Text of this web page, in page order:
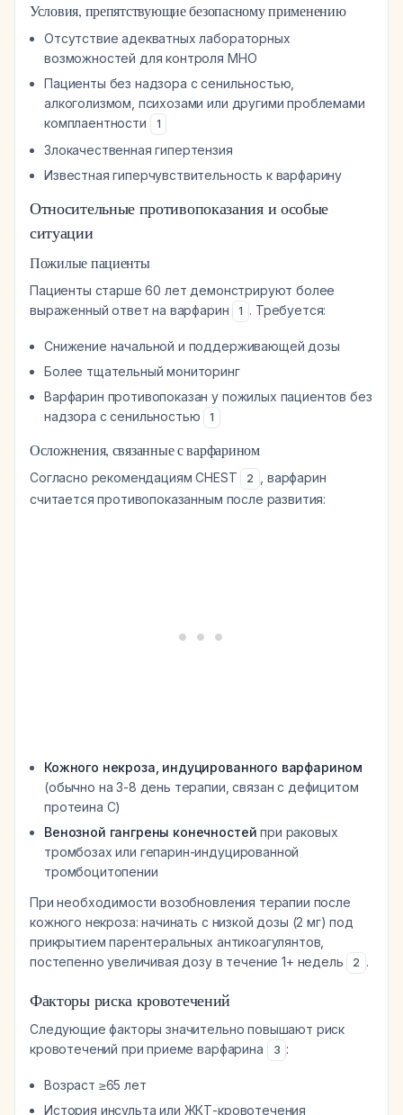
Условия, препятствующие безопасному применению
Отсутствие адекватных лабораторных
возможностей для контроля МНО
Пациенты без надзора с сенильностью,
алкоголизмом, психозами или другими проблемами
комплаентности
1
Злокачественная гипертензия
Известная гиперчувствительность к варфарину
Относительные противопоказания и особые
ситуации
Пожилые пациенты
Пациенты старше 60 лет демонстрируют более
выраженный ответ на варфарин
1 . Требуется:
Снижение начальной и поддерживающей дозы
Более тщательный мониторинг
Варфарин противопоказан у пожилых пациентов без
надзора с сенильностью
1
Осложнения, связанные с варфарином
Согласно рекомендациям CHEST 2
, варфарин
считается противопоказанным после развития:
Кожного некроза, индуцированного варфарином
(обычно на 3-8 день терапии, связан с дефицитом
протеина С)
Венозной гангрены конечностей при раковых
тромбозах или гепарин-индуцированной
тромбоцитопении
При необходимости возобновления терапии после
кожного некроза: начинать с низкой дозы (2 мг) под
прикрытием парентеральных антикоагулянтов,
постепенно увеличивая дозу в течение 1+ недель
2 .
Факторы риска кровотечений
Следующие факторы значительно повышают риск
кровотечений при приеме варфарина
3 :
Возраст ≥65 лет
История инсульта или ЖКТ-кровотечения